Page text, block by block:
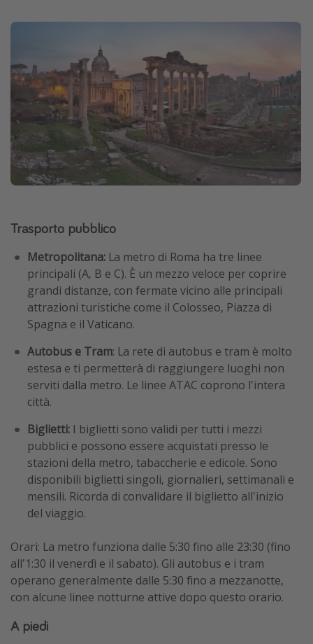
Trasporto pubblico
Metropolitana: La metro di Roma ha tre linee
principali (A, B e C). È un mezzo veloce per coprire
grandi distanze, con fermate vicino alle principali
attrazioni turistiche come il Colosseo, Piazza di
Spagna e il Vaticano.
Autobus e Tram: La rete di autobus e tram è molto
estesa e ti permetterà di raggiungere luoghi non
serviti dalla metro. Le linee ATAC coprono l'intera
città.
Biglietti: I biglietti sono validi per tutti i mezzi
pubblici e possono essere acquistati presso le
stazioni della metro, tabaccherie e edicole. Sono
disponibili biglietti singoli, giornalieri, settimanali e
mensili. Ricorda di convalidare il biglietto all'inizio
del viaggio.
Orari: La metro funziona dalle 5:30 fino alle 23:30 (fino
all'1:30 il venerdì e il sabato). Gli autobus e i tram
operano generalmente dalle 5:30 fino a mezzanotte,
con alcune linee notturne attive dopo questo orario.
A piedi